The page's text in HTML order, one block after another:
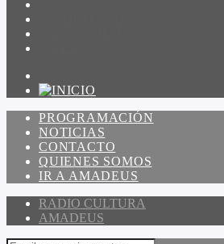
PROGRAMACIÓN
NOTICIAS
CONTACTO
QUIENES SOMOS
IR A AMADEUS
RADIO CULTURA
AMADEUS